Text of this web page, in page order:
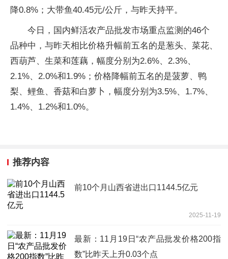
降0.8%；大带鱼40.45元/公斤，与昨天持平。
今日，国内鲜活农产品批发市场重点监测的46个
品种中，与昨天相比价格升幅前五名的是葱头、菜花、
西葫芦、生菜和莲藕，幅度分别为2.6%、2.3%、
2.1%、2.0%和1.9%；价格降幅前五名的是菠萝、鸭
梨、鲤鱼、香菇和白萝卜，幅度分别为3.5%、1.7%、
1.4%、1.2%和1.0%。
推荐内容
前10个月山西省进出口1144.5亿元
2025-11-19
最新：11月19日“农产品批发价格200指
数”比昨天上升0.03个点